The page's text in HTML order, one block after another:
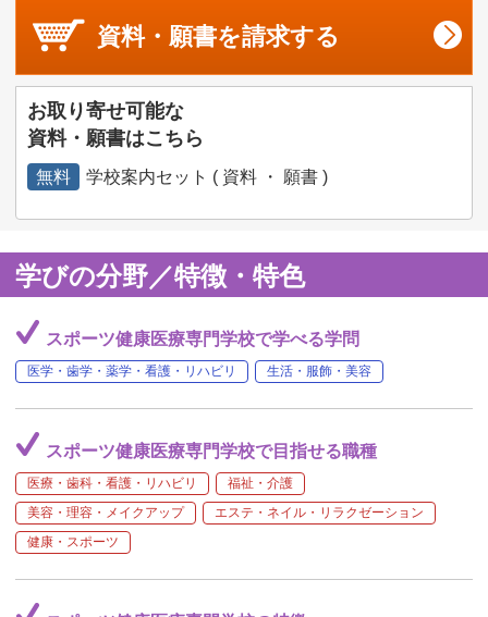
資料・願書を請求する
お取り寄せ可能な
資料・願書はこちら
無料 学校案内セット ( 資料 ・ 願書 )
学びの分野／特徴・特色
スポーツ健康医療専門学校で学べる学問
医学・歯学・薬学・看護・リハビリ 生活・服飾・美容
スポーツ健康医療専門学校で目指せる職種
医療・歯科・看護・リハビリ
福祉・介護
美容・理容・メイクアップ
エステ・ネイル・リラクゼーション
健康・スポーツ